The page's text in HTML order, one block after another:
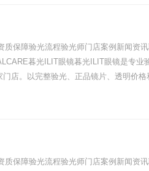
保障验光流程验光师门店案例新闻资
暮光ILIT眼镜暮光ILIT眼镜是专业
店。以完整验光、正品镜片、透明价格
保障验光流程验光师门店案例新闻资